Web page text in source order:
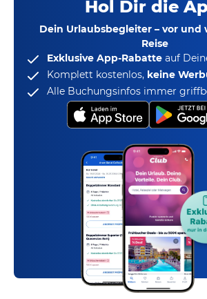
Hol Dir die
Dein Urlaubsbegleiter – vor und
Reise
Exklusive App-Rabatte auf
Komplett kostenlos, keine
Alle Buchungsinfos immer